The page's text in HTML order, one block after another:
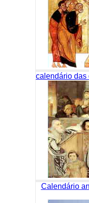
calendário das
Calendário